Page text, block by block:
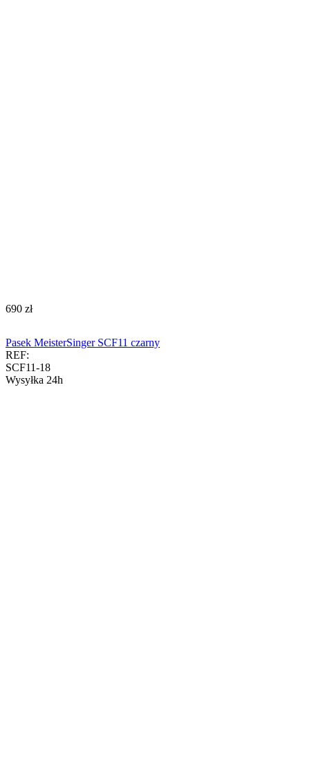
‍690‍ zł
Pasek MeisterSinger SCF11 czarny
REF:
SCF11-18
Wysyłka 24h